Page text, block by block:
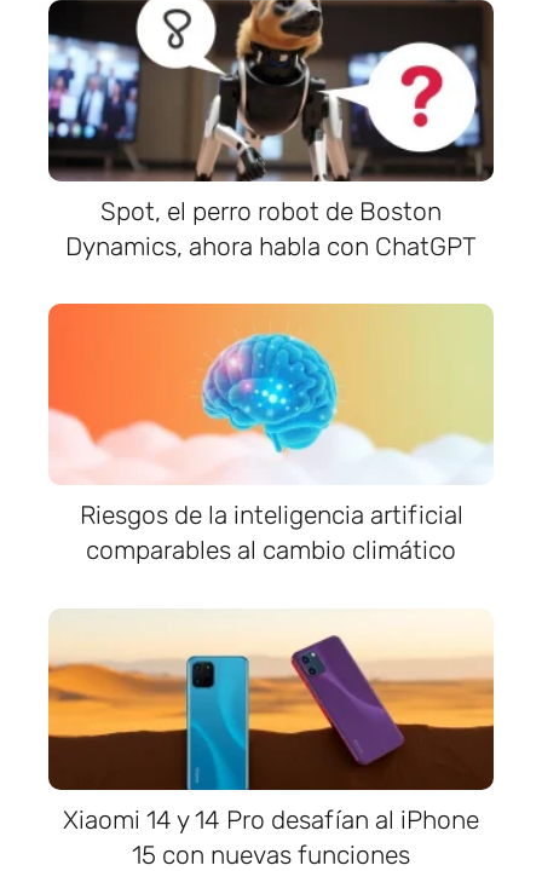
Spot, el perro robot de Boston
Dynamics, ahora habla con ChatGPT
Riesgos de la inteligencia artificial
comparables al cambio climático
Xiaomi 14 y 14 Pro desafían al iPhone
15 con nuevas funciones